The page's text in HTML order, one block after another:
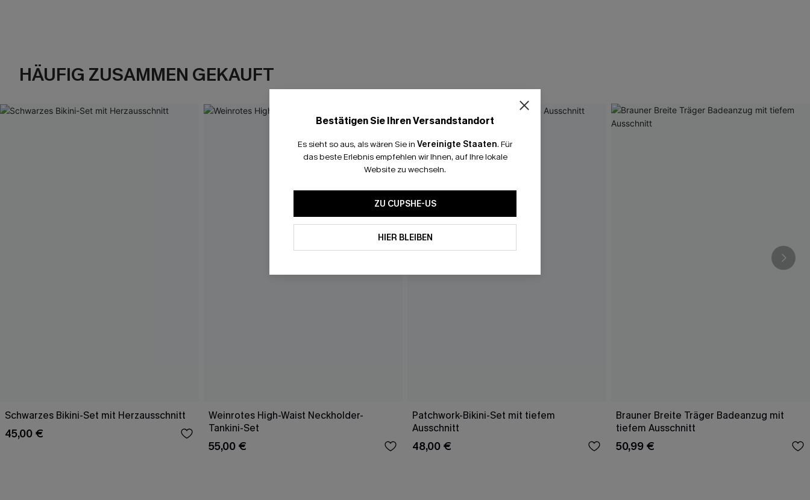
HÄUFIG ZUSAMMEN GEKAUFT
Schwarzes Bikini-Set mit Herzausschnitt
45,00 €
Weinrotes High-Waist Neckholder-
Tankini-Set
55,00 €
Patchwork-Bikini-Set mit tiefem
Ausschnitt
48,00 €
Brauner Breite Träger Badeanzug mit
tiefem Ausschnitt
50,99 €
Bestätigen Sie Ihren Versandstandort
Es sieht so aus, als wären Sie in Vereinigte Staaten. Für
das beste Erlebnis empfehlen wir Ihnen, auf Ihre lokale
Website zu wechseln.
ZU CUPSHE-US
HIER BLEIBEN